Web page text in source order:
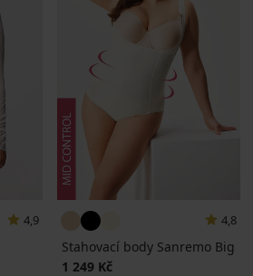
4,9 4,8
Stahovací body Sanremo Big
1 249 Kč